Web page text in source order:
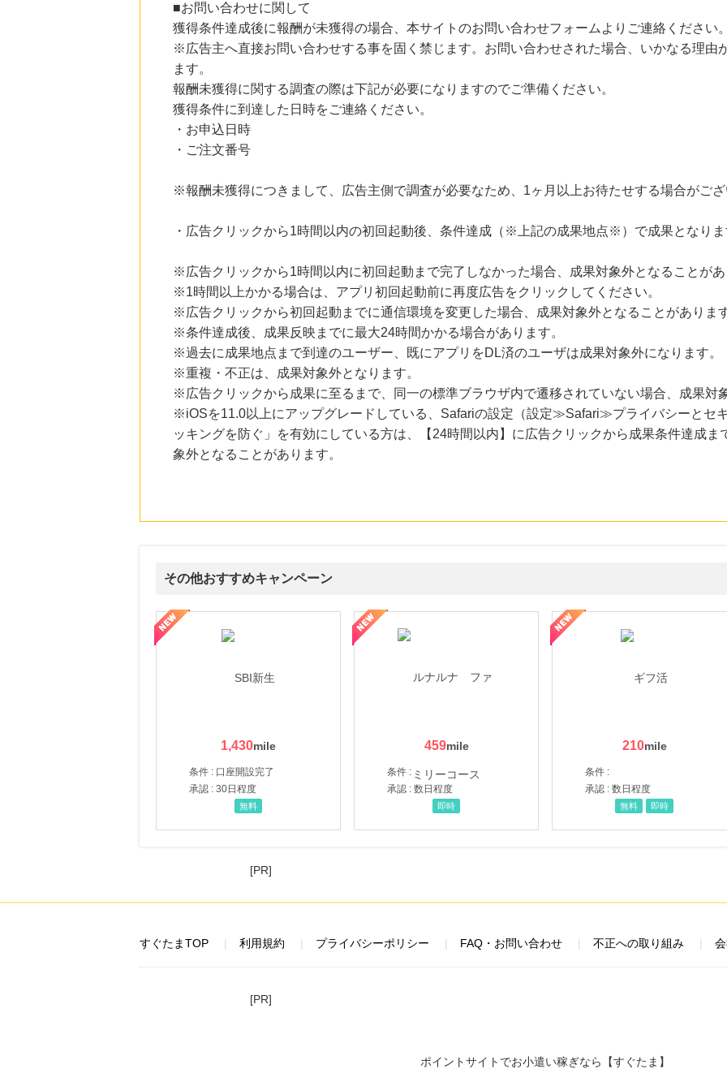
■お問い合わせに関して
獲得条件達成後に報酬が未獲得の場合、本サイトのお問い合わせフォームよりご連絡ください。
※広告主へ直接お問い合わせする事を固く禁じます。お問い合わせされた場合、いかなる理由
ます。
報酬未獲得に関する調査の際は下記が必要になりますのでご準備ください。
獲得条件に到達した日時をご連絡ください。
・お申込日時
・ご注文番号
※報酬未獲得につきまして、広告主側で調査が必要なため、1ヶ月以上お待たせする場合がご
・広告クリックから1時間以内の初回起動後、条件達成（※上記の成果地点※）で成果となりま
※広告クリックから1時間以内に初回起動まで完了しなかった場合、成果対象外となることがあ
※1時間以上かかる場合は、アプリ初回起動前に再度広告をクリックしてください。
※広告クリックから初回起動までに通信環境を変更した場合、成果対象外となることがあります
※条件達成後、成果反映までに最大24時間かかる場合があります。
※過去に成果地点まで到達のユーザー、既にアプリをDL済のユーザは成果対象外になります。
※重複・不正は、成果対象外となります。
※広告クリックから成果に至るまで、同一の標準ブラウザ内で遷移されていない場合、成果対
※iOSを11.0以上にアップグレードしている、Safariの設定（設定≫Safari≫プライバシーとセ
ッキングを防ぐ」を有効にしている方は、【24時間以内】に広告クリックから成果条件達成ま
象外となることがあります。
その他おすすめキャンペーン
1,430
条件 : 口座開設完了
承認 : 30日程度
無料
459
条件 :
承認 : 数日程度
即時
210
条件 :
承認 : 数日程度
無料 即時
三井ショッピングパークカード《セゾン》
[PR]
すぐたまTOP 利用規約 プライバシーポリシー FAQ・お問い合わせ 不正への取り組み
[PR]
ポイントサイトでお小遣い稼ぎなら【すぐたま】